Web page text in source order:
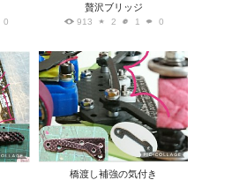
0
贅沢ブリッジ
913 2 1 0
橋渡し補強の気付き